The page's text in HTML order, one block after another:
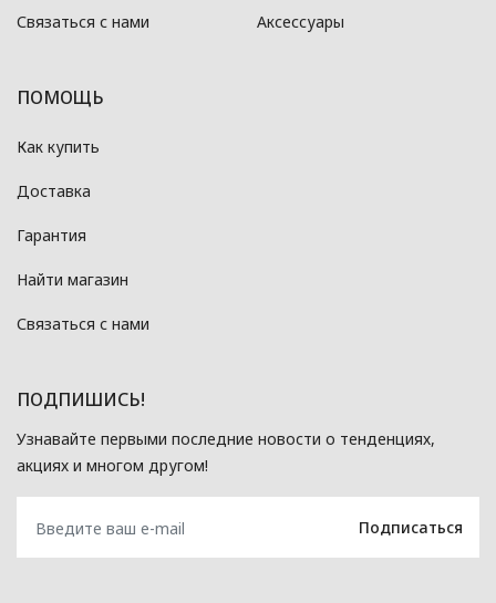
Связаться с нами Аксессуары
ПОМОЩЬ
Как купить
Доставка
Гарантия
Найти магазин
Связаться с нами
ПОДПИШИСЬ!
Узнавайте первыми последние новости о тенденциях,
акциях и многом другом!